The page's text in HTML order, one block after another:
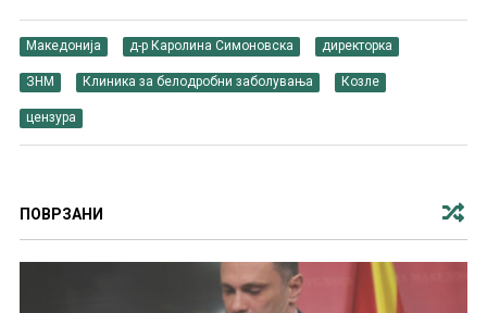
Македонија д-р Каролина Симоновска директорка
ЗНМ Клиника за белодробни заболувања Козле
цензура
ПОВРЗАНИ